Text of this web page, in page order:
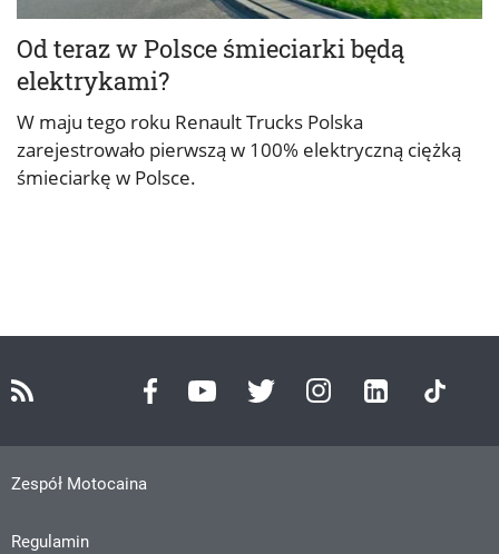
Od teraz w Polsce śmieciarki będą
elektrykami?
W maju tego roku Renault Trucks Polska
zarejestrowało pierwszą w 100% elektryczną ciężką
śmieciarkę w Polsce.
Zespół Motocaina
Regulamin